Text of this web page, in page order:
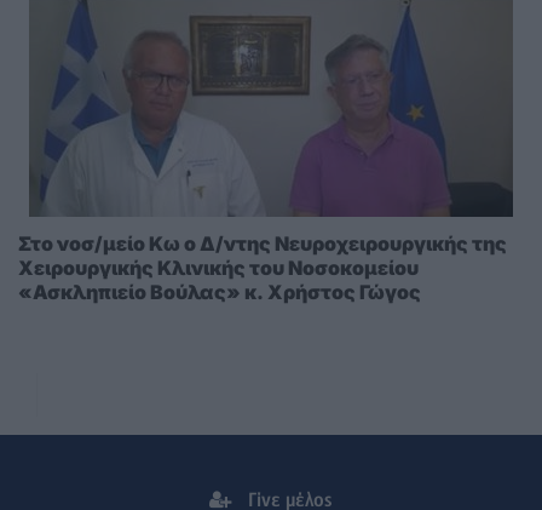
Στο νοσ/μείο Κω ο Δ/ντης Νευροχειρουργικής της
Χειρουργικής Κλινικής του Νοσοκομείου
«Ασκληπιείο Βούλας» κ. Χρήστος Γώγος
Γίνε μέλος